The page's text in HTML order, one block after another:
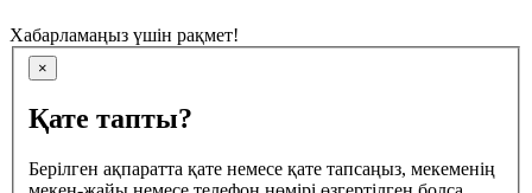
Хабарламаңыз үшін рақмет!
×
Қате тапты?
Берілген ақпаратта қате немесе қате тапсаңыз, мекеменің